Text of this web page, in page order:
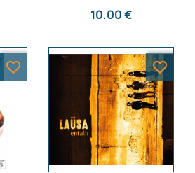
10,00 €
favorite_border favorite_border